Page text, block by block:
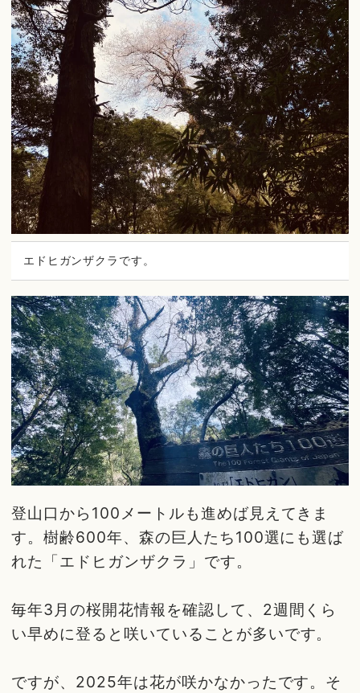
エドヒガンザクラです。
登山口から100メートルも進めば見えてきま
す。樹齢600年、森の巨人たち100選にも選ば
れた「エドヒガンザクラ」です。
毎年3月の桜開花情報を確認して、2週間くら
い早めに登ると咲いていることが多いです。
ですが、2025年は花が咲かなかったです。そ